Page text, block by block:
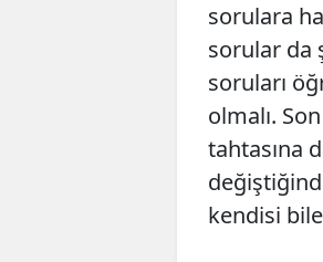
sorulara
sorular da
soruları
olmalı.
tahtasına
kendisi